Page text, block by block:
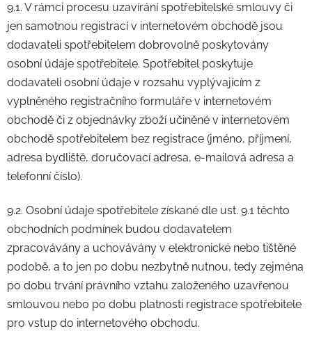
9.1. V rámci procesu uzavírání spotřebitelské smlouvy či
jen samotnou registrací v internetovém obchodě jsou
dodavateli spotřebitelem dobrovolně poskytovány
osobní údaje spotřebitele. Spotřebitel poskytuje
dodavateli osobní údaje v rozsahu vyplývajícím z
vyplněného registračního formuláře v internetovém
obchodě či z objednávky zboží učiněné v internetovém
obchodě spotřebitelem bez registrace (jméno, příjmení,
adresa bydliště, doručovací adresa, e-mailová adresa a
telefonní číslo).
9.2. Osobní údaje spotřebitele získané dle ust. 9.1 těchto
obchodních podmínek budou dodavatelem
zpracovávány a uchovávány v elektronické nebo tištěné
podobě, a to jen po dobu nezbytně nutnou, tedy zejména
po dobu trvání právního vztahu založeného uzavřenou
smlouvou nebo po dobu platnosti registrace spotřebitele
pro vstup do internetového obchodu.